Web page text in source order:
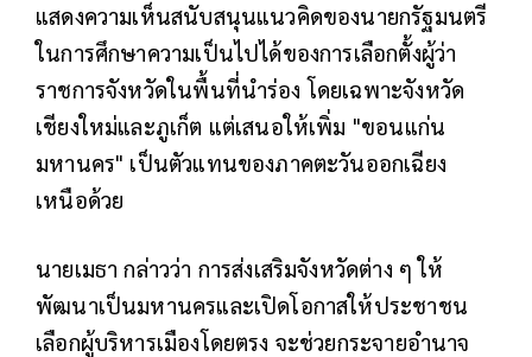
แสดงความเห็นสนับสนุนแนวคิดของนายกรัฐมนตรี
ในการศึกษาความเป็นไปได้ของการเลือกตั้งผู้ว่า
ราชการจังหวัดในพื้นที่นำร่อง โดยเฉพาะจังหวัด
เชียงใหม่และภูเก็ต แต่เสนอให้เพิ่ม "ขอนแก่น
มหานคร" เป็นตัวแทนของภาคตะวันออกเฉียง
เหนือด้วย
นายเมธา กล่าวว่า การส่งเสริมจังหวัดต่าง ๆ ให้
พัฒนาเป็นมหานครและเปิดโอกาสให้ประชาชน
เลือกผู้บริหารเมืองโดยตรง จะช่วยกระจายอำนาจ